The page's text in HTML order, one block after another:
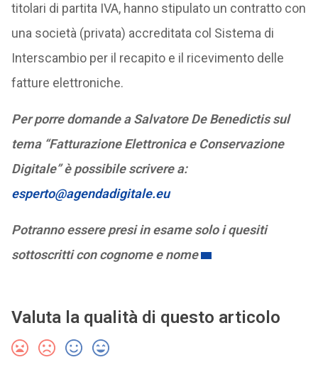
titolari di partita IVA, hanno stipulato un contratto con
una società (privata) accreditata col Sistema di
Interscambio per il recapito e il ricevimento delle
fatture elettroniche.
Per porre domande a Salvatore De Benedictis sul
tema “Fatturazione Elettronica e Conservazione
Digitale” è possibile scrivere a:
esperto@agendadigitale.eu
Potranno essere presi in esame solo i quesiti
sottoscritti con cognome e nome
Valuta la qualità di questo articolo